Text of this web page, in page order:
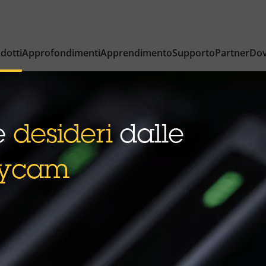
ApprofondimentiApprendimentoSupportoPartner
desideri dalle